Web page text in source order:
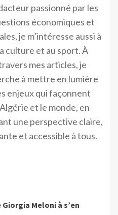
passionné par les
économiques et
je m’intéresse aussi à
culture et au sport. À
mes articles, je
à mettre en lumière
enjeux qui façonnent
et le monde, en
une perspective claire,
et accessible à tous.
Meloni à s’en